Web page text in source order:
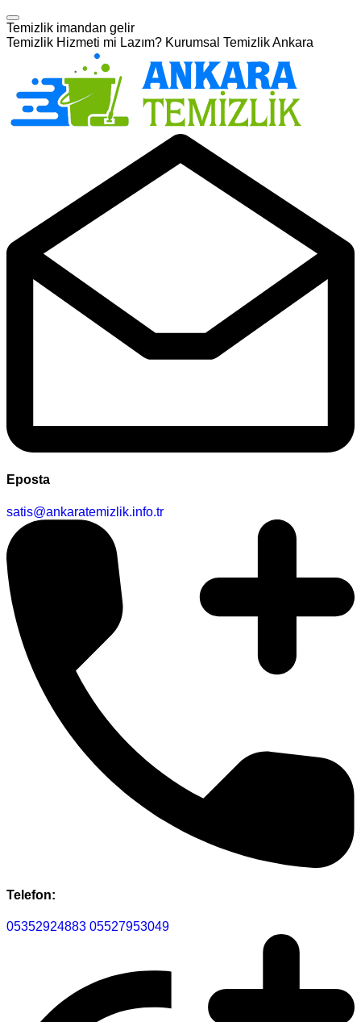
Temizlik imandan gelir
Temizlik Hizmeti mi Lazım? Kurumsal Temizlik Ankara
Eposta
satis@ankaratemizlik.info.tr
Telefon:
05352924883 05527953049